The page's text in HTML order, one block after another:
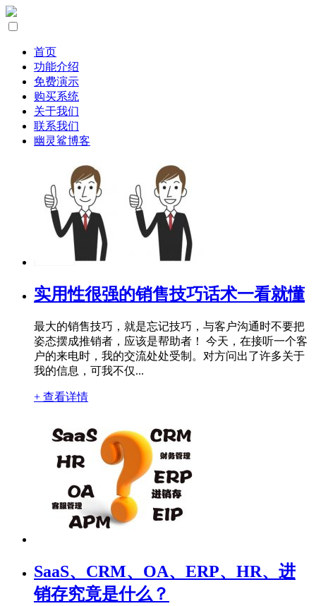
首页
功能介绍
免费演示
购买系统
关于我们
联系我们
幽灵鲨博客
实用性很强的销售技巧话术一看就懂
最大的销售技巧，就是忘记技巧，与客户沟通时不要把
姿态摆成推销者，应该是帮助者！ 今天，在接听一个客
户的来电时，我的交流处处受制。对方问出了许多关于
我的信息，可我不仅...
+ 查看详情
SaaS、CRM、OA、ERP、HR、进
销存究竟是什么？